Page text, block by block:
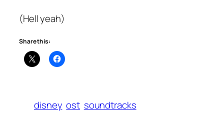
(Hell yeah)
Share this:
disney ost soundtracks